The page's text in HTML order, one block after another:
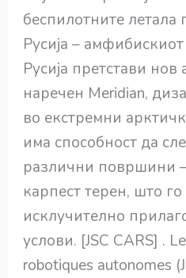
беспилотните летала
Русија –
Русија претстави
наречен Meridian,
во екстремни
има способност да
различни површини
карпест терен, што
исклучително
услови. [JSC CARS] .
robotiques autonomes